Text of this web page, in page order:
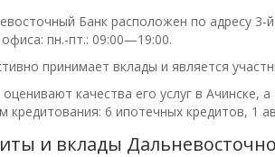
Банк расположен по адресу 3-
пн.-пт.: 09:00—19:00.
принимает вклады и является
качества его услуг в Ачинске,
кредитования: 6 ипотечных кредитов, 1
и вклады